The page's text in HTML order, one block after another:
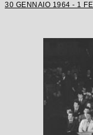
30 GENNAIO 1964 - 1